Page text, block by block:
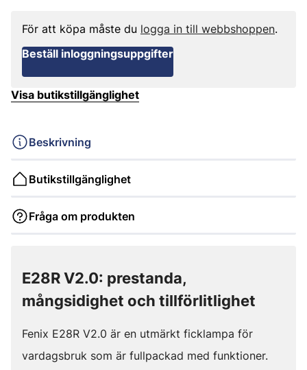
För att köpa måste du logga in till webbshoppen.
Beställ inloggningsuppgifter
Visa butikstillgänglighet
Beskrivning
Butikstillgänglighet
Fråga om produkten
E28R V2.0: prestanda,
mångsidighet och tillförlitlighet
Fenix E28R V2.0 är en utmärkt ficklampa för
vardagsbruk som är fullpackad med funktioner.